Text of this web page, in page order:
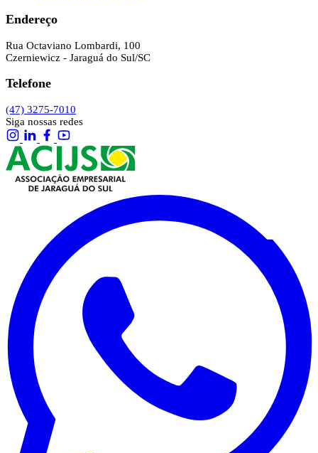
Endereço
Rua Octaviano Lombardi, 100
Czerniewicz - Jaraguá do Sul/SC
Telefone
(47) 3275-7010
Siga nossas redes